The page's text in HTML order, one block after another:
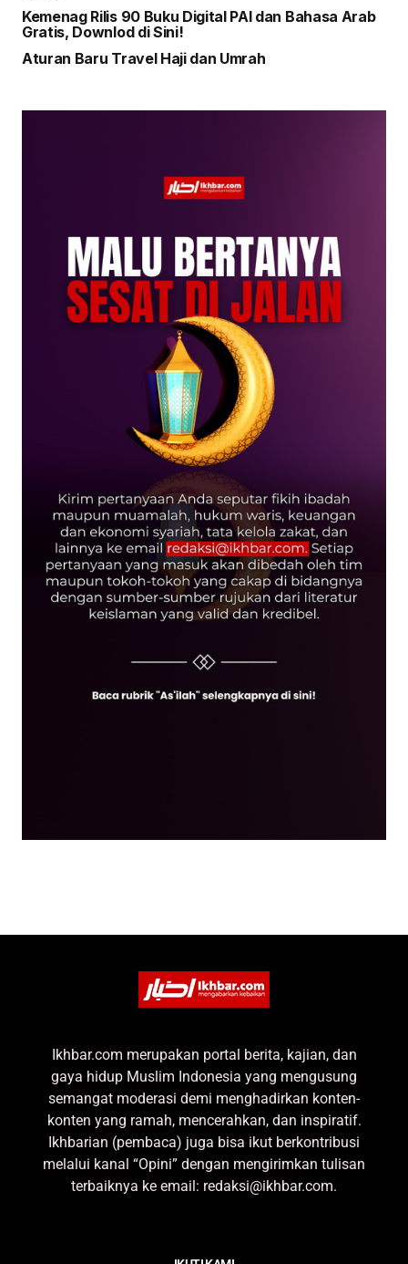
Kemenag Rilis 90 Buku Digital PAI dan Bahasa Arab
Gratis, Downlod di Sini!
Aturan Baru Travel Haji dan Umrah
Ikhbar.com merupakan portal berita, kajian, dan
gaya hidup Muslim Indonesia yang mengusung
semangat moderasi demi menghadirkan konten-
konten yang ramah, mencerahkan, dan inspiratif.
Ikhbarian (pembaca) juga bisa ikut berkontribusi
melalui kanal “Opini” dengan mengirimkan tulisan
terbaiknya ke email: redaksi@ikhbar.com.